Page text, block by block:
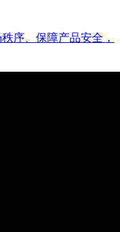
序、保障产品安全，